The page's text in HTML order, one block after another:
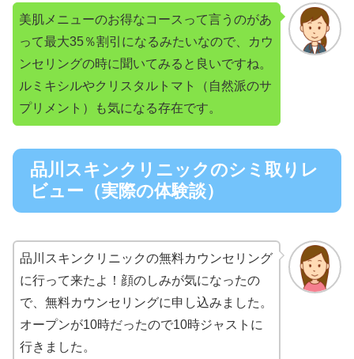
美肌メニューのお得なコースって言うのがあ
って最大35％割引になるみたいなので、カウ
ンセリングの時に聞いてみると良いですね。
ルミキシルやクリスタルトマト（自然派のサ
プリメント）も気になる存在です。
品川スキンクリニックのシミ取りレ
ビュー（実際の体験談）
品川スキンクリニックの無料カウンセリング
に行って来たよ！顔のしみが気になったの
で、無料カウンセリングに申し込みました。
オープンが10時だったので10時ジャストに
行きました。